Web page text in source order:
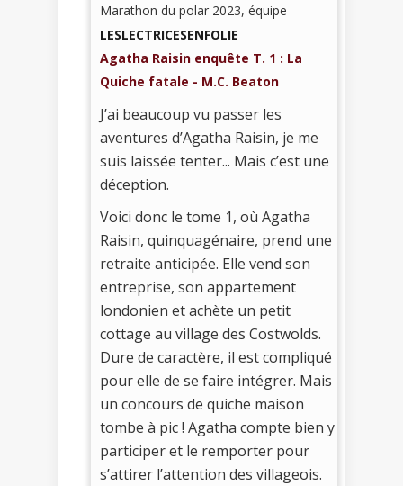
Marathon du polar 2023, équipe
LESLECTRICESENFOLIE
Agatha Raisin enquête T. 1 : La
Quiche fatale - M.C. Beaton
J’ai beaucoup vu passer les
aventures d’Agatha Raisin, je me
suis laissée tenter... Mais c’est une
déception.
Voici donc le tome 1, où Agatha
Raisin, quinquagénaire, prend une
retraite anticipée. Elle vend son
entreprise, son appartement
londonien et achète un petit
cottage au village des Costwolds.
Dure de caractère, il est compliqué
pour elle de se faire intégrer. Mais
un concours de quiche maison
tombe à pic ! Agatha compte bien y
participer et le remporter pour
s’attirer l’attention des villageois.